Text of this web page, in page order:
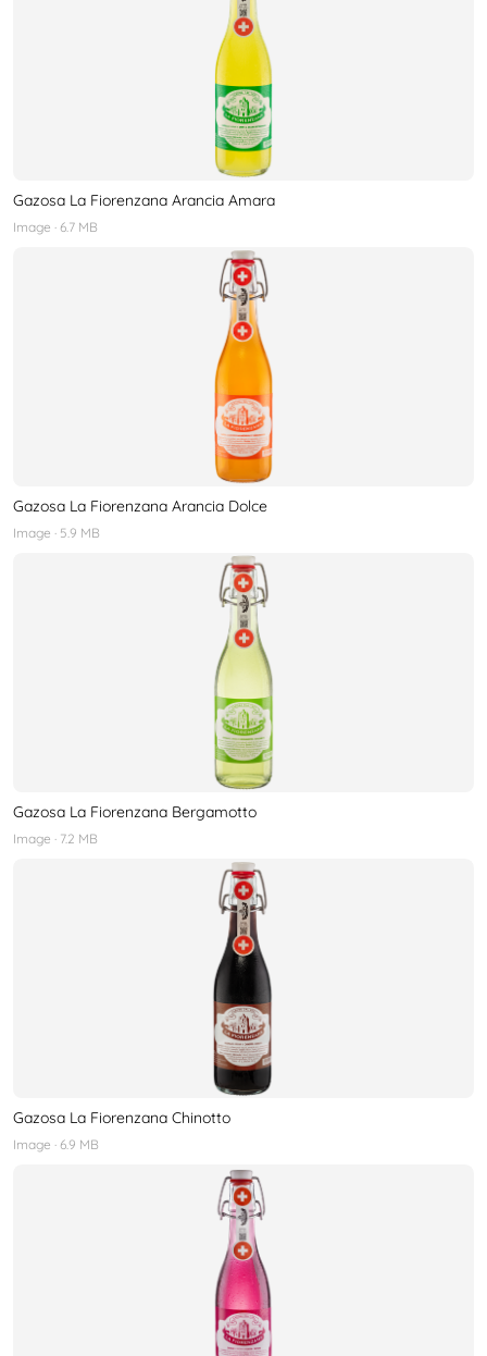
Gazosa La Fiorenzana Arancia Amara
Image · 6.7 MB
Gazosa La Fiorenzana Arancia Dolce
Image · 5.9 MB
Gazosa La Fiorenzana Bergamotto
Image · 7.2 MB
Gazosa La Fiorenzana Chinotto
Image · 6.9 MB